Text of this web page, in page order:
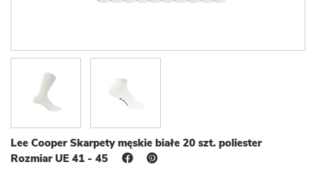
Lee Cooper Skarpety męskie białe 20 szt. poliester
Rozmiar UE 41 - 45